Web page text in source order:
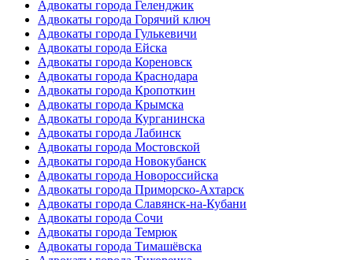
Адвокаты города Геленджик
Адвокаты города Горячий ключ
Адвокаты города Гулькевичи
Адвокаты города Ейска
Адвокаты города Кореновск
Адвокаты города Краснодара
Адвокаты города Кропоткин
Адвокаты города Крымска
Адвокаты города Курганинска
Адвокаты города Лабинск
Адвокаты города Мостовской
Адвокаты города Новокубанск
Адвокаты города Новороссийска
Адвокаты города Приморско-Ахтарск
Адвокаты города Славянск-на-Кубани
Адвокаты города Сочи
Адвокаты города Темрюк
Адвокаты города Тимашёвска